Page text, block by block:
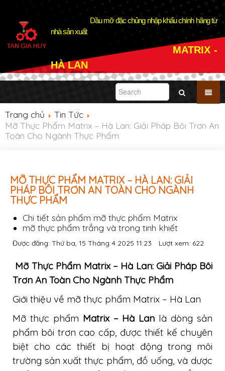
Dầu mỡ đặc chủng nhập khẩu chính hãng từ
nhà sản xuất
MATRIX -
HÀ LAN
Trang chủ
Tin Tức
Mỡ Thực Phẩm Matrix – Hà Lan: Giải Pháp Bôi Trơn An
Toàn Cho Ngành Thực Phẩm
MỠ THỰC PHẨM MATRIX – HÀ LAN: GIẢI
PHÁP BÔI TRƠN AN TOÀN CHO NGÀNH
THỰC PHẨM
Chi tiết sản phẩm mỡ thực phẩm Matrix
mỡ thực phẩm trắng và trong tinh khiết
Được đăng: Thứ ba, 15 Tháng 4 2025 11:23 Lượt xem: 622
Mỡ Thực Phẩm Matrix – Hà Lan: Giải Pháp Bôi
Trơn An Toàn Cho Ngành Thực Phẩm
Giới thiệu về mỡ thực phẩm Matrix – Hà Lan
Mỡ thực phẩm Matrix – Hà Lan là dòng sản
phẩm bôi trơn cao cấp, được thiết kế chuyên
biệt cho các thiết bị hoạt động trong môi
trường sản xuất thực phẩm, đồ uống, và dược